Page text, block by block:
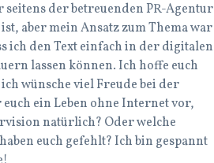
der betreuenden PR-Agentur
aber mein Ansatz zum Thema war
ich den Text einfach in der digitalen
lassen können. Ich hoffe euch
wünsche viel Freude bei der
ein Leben ohne Internet vor,
natürlich? Oder welche
euch gefehlt? Ich bin gespannt